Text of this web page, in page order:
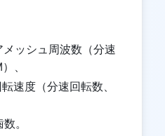
ッシュ周波数（分速
、
速度（分速回転数、
。